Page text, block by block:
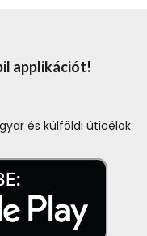
applikációt!
és külföldi úticélok